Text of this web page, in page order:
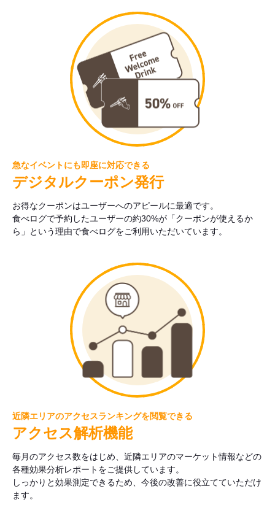
急なイベントにも即座に対応できる
デジタルクーポン発行
お得なクーポンはユーザーへのアピールに最適です。
食べログで予約したユーザーの約30%が「クーポンが使えるか
ら」という理由で食べログをご利用いただいています。
近隣エリアのアクセスランキングを閲覧できる
アクセス解析機能
毎月のアクセス数をはじめ、近隣エリアのマーケット情報などの
各種効果分析レポートをご提供しています。
しっかりと効果測定できるため、今後の改善に役立てていただけ
ます。